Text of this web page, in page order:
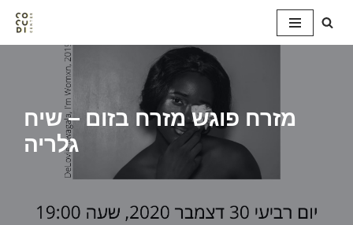
Skip
מזרח פוגש מזרח בזום – שיח
גלריה